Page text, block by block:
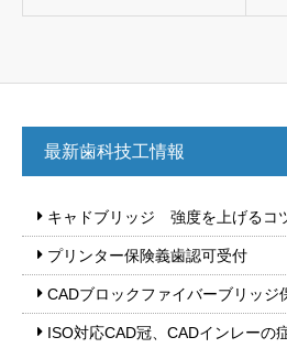
最新歯科技工情報
キャドブリッジ 強度を上げるコ
プリンター保険義歯認可受付
CADブロックファイバーブリッジ
ISO対応CAD冠、CADインレー